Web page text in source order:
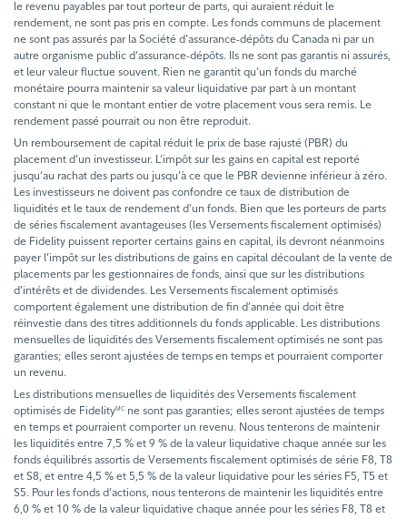
le revenu payables par tout porteur de parts, qui auraient réduit le
rendement, ne sont pas pris en compte. Les fonds communs de placement
ne sont pas assurés par la Société d'assurance-dépôts du Canada ni par un
autre organisme public d'assurance-dépôts. Ils ne sont pas garantis ni assurés,
et leur valeur fluctue souvent. Rien ne garantit qu’un fonds du marché
monétaire pourra maintenir sa valeur liquidative par part à un montant
constant ni que le montant entier de votre placement vous sera remis. Le
rendement passé pourrait ou non être reproduit.
Un remboursement de capital réduit le prix de base rajusté (PBR) du
placement d’un investisseur. L’impôt sur les gains en capital est reporté
jusqu’au rachat des parts ou jusqu’à ce que le PBR devienne inférieur à zéro.
Les investisseurs ne doivent pas confondre ce taux de distribution de
liquidités et le taux de rendement d’un fonds. Bien que les porteurs de parts
de séries fiscalement avantageuses (les Versements fiscalement optimisés)
de Fidelity puissent reporter certains gains en capital, ils devront néanmoins
payer l’impôt sur les distributions de gains en capital découlant de la vente de
placements par les gestionnaires de fonds, ainsi que sur les distributions
d’intérêts et de dividendes. Les Versements fiscalement optimisés
comportent également une distribution de fin d’année qui doit être
réinvestie dans des titres additionnels du fonds applicable. Les distributions
mensuelles de liquidités des Versements fiscalement optimisés ne sont pas
garanties; elles seront ajustées de temps en temps et pourraient comporter
un revenu.
Les distributions mensuelles de liquidités des Versements fiscalement
optimisés de FidelityMC ne sont pas garanties; elles seront ajustées de temps
en temps et pourraient comporter un revenu. Nous tenterons de maintenir
les liquidités entre 7,5 % et 9 % de la valeur liquidative chaque année sur les
fonds équilibrés assortis de Versements fiscalement optimisés de série F8, T8
et S8, et entre 4,5 % et 5,5 % de la valeur liquidative pour les séries F5, T5 et
S5. Pour les fonds d’actions, nous tenterons de maintenir les liquidités entre
6,0 % et 10 % de la valeur liquidative chaque année pour les séries F8, T8 et